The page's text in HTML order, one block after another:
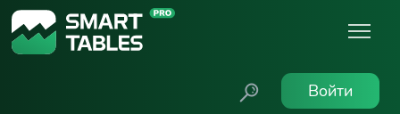
Войти